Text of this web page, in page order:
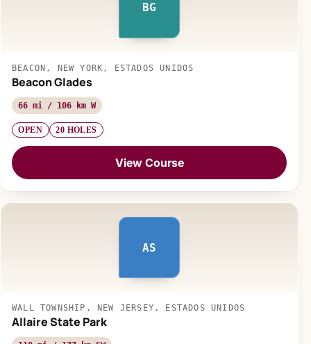
BG
BEACON, NEW YORK, ESTADOS UNIDOS
Beacon Glades
66 mi / 106 km W
OPEN 20 HOLES
View Course
AS
WALL TOWNSHIP, NEW JERSEY, ESTADOS UNIDOS
Allaire State Park